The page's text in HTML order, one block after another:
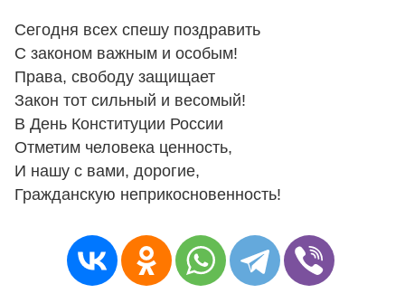
Сегодня всех спешу поздравить
С законом важным и особым!
Права, свободу защищает
Закон тот сильный и весомый!
В День Конституции России
Отметим человека ценность,
И нашу с вами, дорогие,
Гражданскую неприкосновенность!